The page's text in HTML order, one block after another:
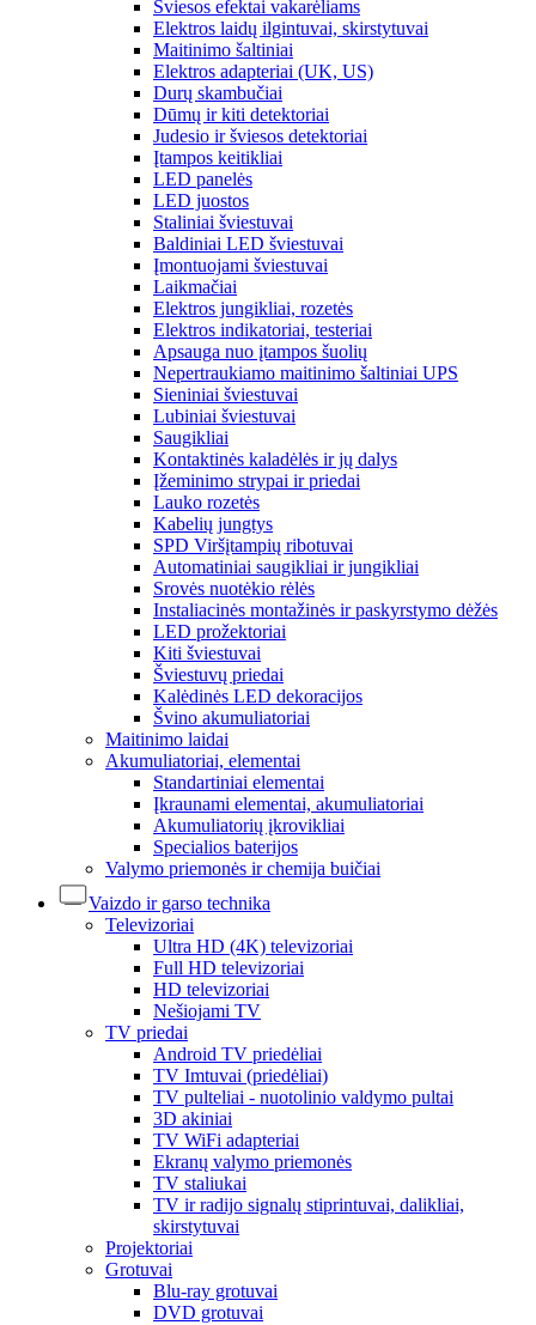
Šviesos efektai vakarėliams
Elektros laidų ilgintuvai, skirstytuvai
Maitinimo šaltiniai
Elektros adapteriai (UK, US)
Durų skambučiai
Dūmų ir kiti detektoriai
Judesio ir šviesos detektoriai
Įtampos keitikliai
LED panelės
LED juostos
Staliniai šviestuvai
Baldiniai LED šviestuvai
Įmontuojami šviestuvai
Laikmačiai
Elektros jungikliai, rozetės
Elektros indikatoriai, testeriai
Apsauga nuo įtampos šuolių
Nepertraukiamo maitinimo šaltiniai UPS
Sieniniai šviestuvai
Lubiniai šviestuvai
Saugikliai
Kontaktinės kaladėlės ir jų dalys
Įžeminimo strypai ir priedai
Lauko rozetės
Kabelių jungtys
SPD Viršįtampių ribotuvai
Automatiniai saugikliai ir jungikliai
Srovės nuotėkio rėlės
Instaliacinės montažinės ir paskyrstymo dėžės
LED prožektoriai
Kiti šviestuvai
Šviestuvų priedai
Kalėdinės LED dekoracijos
Švino akumuliatoriai
Maitinimo laidai
Akumuliatoriai, elementai
Standartiniai elementai
Įkraunami elementai, akumuliatoriai
Akumuliatorių įkrovikliai
Specialios baterijos
Valymo priemonės ir chemija buičiai
Vaizdo ir garso technika
Televizoriai
Ultra HD (4K) televizoriai
Full HD televizoriai
HD televizoriai
Nešiojami TV
TV priedai
Android TV priedėliai
TV Imtuvai (priedėliai)
TV pulteliai - nuotolinio valdymo pultai
3D akiniai
TV WiFi adapteriai
Ekranų valymo priemonės
TV staliukai
TV ir radijo signalų stiprintuvai, dalikliai,
skirstytuvai
Projektoriai
Grotuvai
Blu-ray grotuvai
DVD grotuvai